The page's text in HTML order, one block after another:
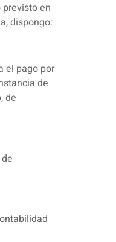
en
dispongo:
el pago por
de
de